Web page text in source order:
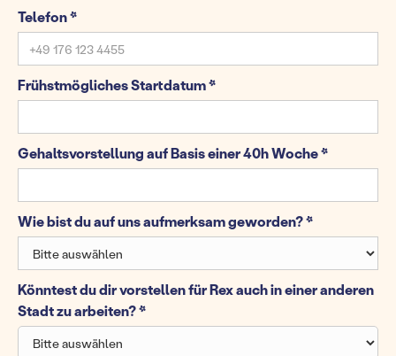
Telefon *
Frühstmögliches Startdatum *
Gehaltsvorstellung auf Basis einer 40h Woche *
Wie bist du auf uns aufmerksam geworden? *
Könntest du dir vorstellen für Rex auch in einer anderen
Stadt zu arbeiten? *